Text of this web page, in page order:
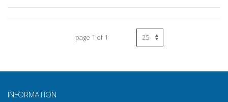
page 1 of 1
INFORMATION